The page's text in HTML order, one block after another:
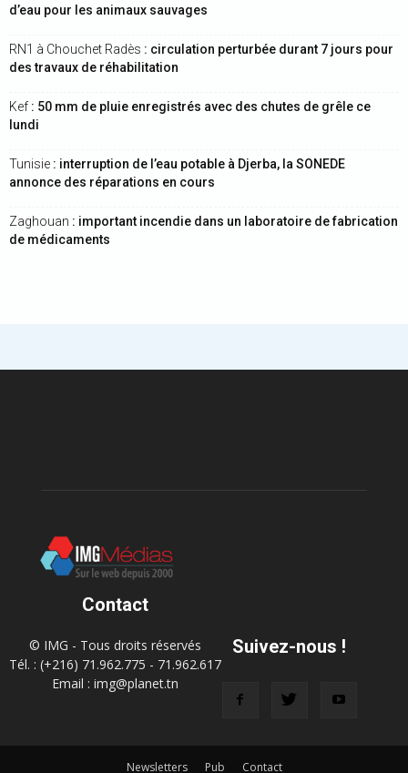
d’eau pour les animaux sauvages
RN1 à Chouchet Radès : circulation perturbée durant 7 jours pour
des travaux de réhabilitation
Kef : 50 mm de pluie enregistrés avec des chutes de grêle ce
lundi
Tunisie : interruption de l’eau potable à Djerba, la SONEDE
annonce des réparations en cours
Zaghouan : important incendie dans un laboratoire de fabrication
de médicaments
Contact
© IMG - Tous droits réservés
Tél. : (+216) 71.962.775 - 71.962.617
Email : img@planet.tn
Suivez-nous !
Newsletters Pub Contact